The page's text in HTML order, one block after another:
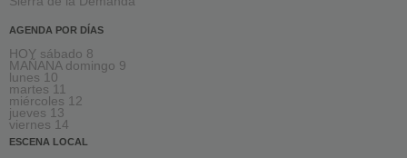
AGENDA POR DÍAS
HOY sábado 8
MAÑANA domingo 9
lunes 10
martes 11
miércoles 12
jueves 13
viernes 14
ESCENA LOCAL